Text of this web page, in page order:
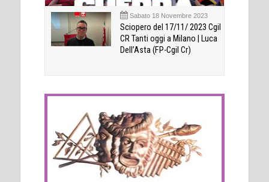
Sabato 18 Novembre 2023
Sciopero del 17/11/ 2023 Cgil
CR Tanti oggi a Milano | Luca
Dell’Asta (FP-Cgil Cr)